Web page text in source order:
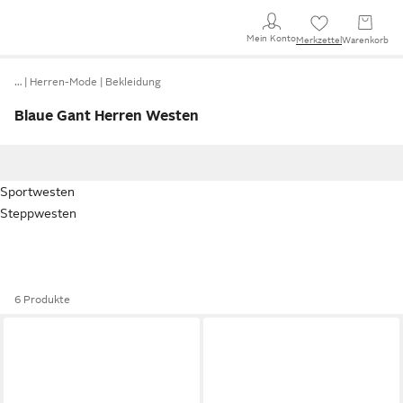
Mein KontoMerkzettel Warenkorb
… Herren-Mode Bekleidung
Blaue Gant Herren Westen
Sportwesten
Steppwesten
6 Produkte